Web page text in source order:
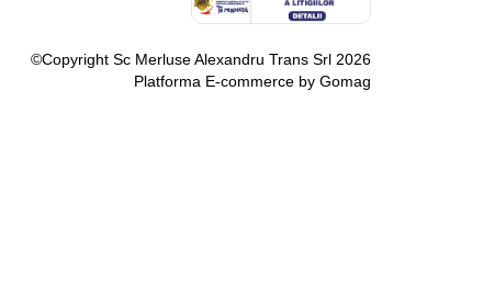
©Copyright Sc Merluse Alexandru Trans Srl 2026
Platforma E-commerce by Gomag